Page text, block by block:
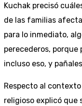
Kuchak precisó
de las familias
para lo inmediato,
perecederos, porque
incluso eso, y
Respecto al
religioso explicó que